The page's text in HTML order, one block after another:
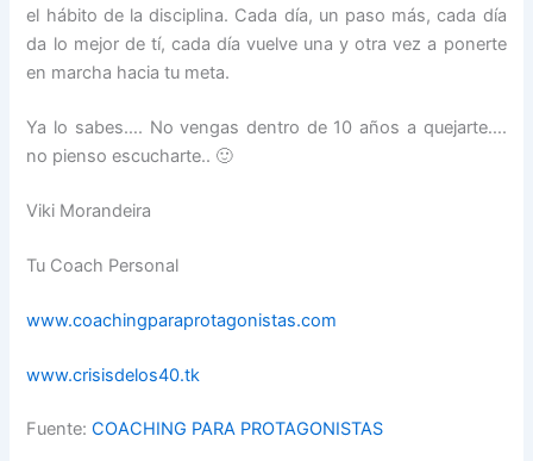
el hábito de la disciplina. Cada día, un paso más, cada día
da lo mejor de tí, cada día vuelve una y otra vez a ponerte
en marcha hacia tu meta.
Ya lo sabes…. No vengas dentro de 10 años a quejarte….
no pienso escucharte.. 🙂
Viki Morandeira
Tu Coach Personal
www.coachingparaprotagonistas.com
www.crisisdelos40.tk
Fuente:COACHING PARA PROTAGONISTAS